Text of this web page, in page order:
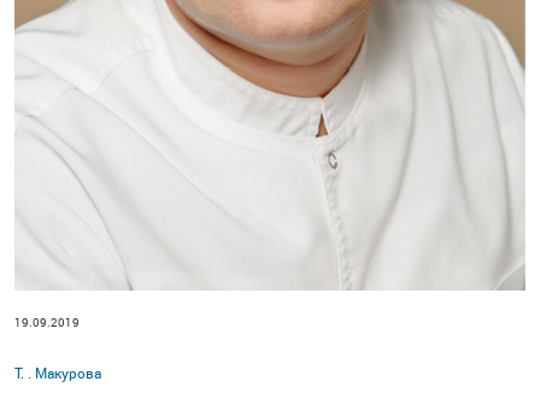
19.09.2019
Т. . Макурова